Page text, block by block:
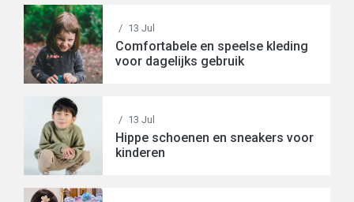
/ 13 Jul
Comfortabele en speelse kleding
voor dagelijks gebruik
/ 13 Jul
Hippe schoenen en sneakers voor
kinderen